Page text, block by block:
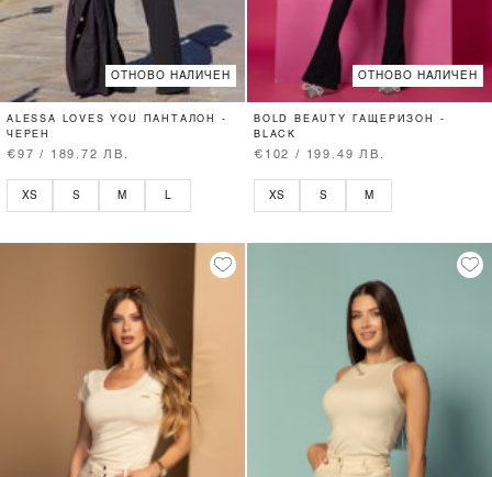
ОТНОВО НАЛИЧЕН
ALESSA LOVES YOU ПАНТАЛОН -
ЧЕРЕН
€97 / 189.72 ЛВ.
XS S M L
ОТНОВО НАЛИЧЕН
BOLD BEAUTY ГАЩЕРИЗОН -
BLACK
€102 / 199.49 ЛВ.
XS S M